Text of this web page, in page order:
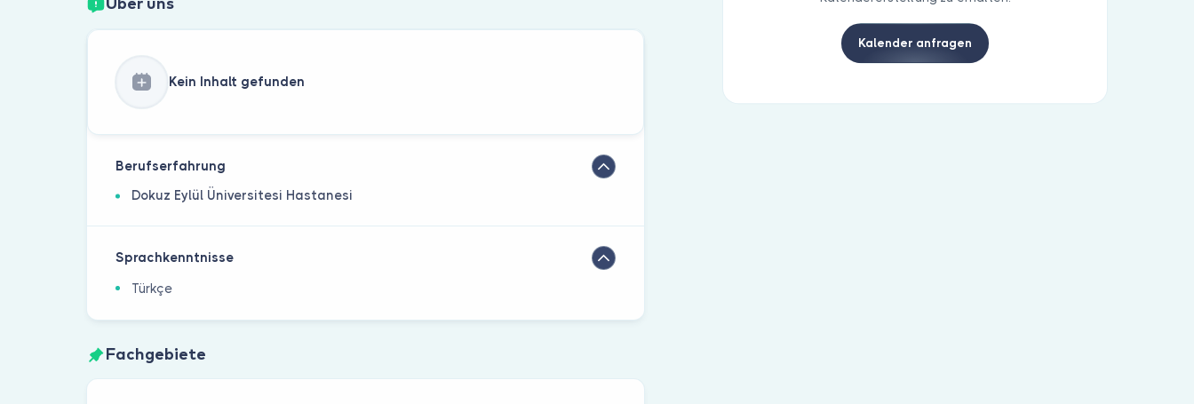
Über uns
Kein Inhalt gefunden
Berufserfahrung
Dokuz Eylül Üniversitesi Hastanesi
Sprachkenntnisse
Türkçe
Fachgebiete
Kalender anfragen